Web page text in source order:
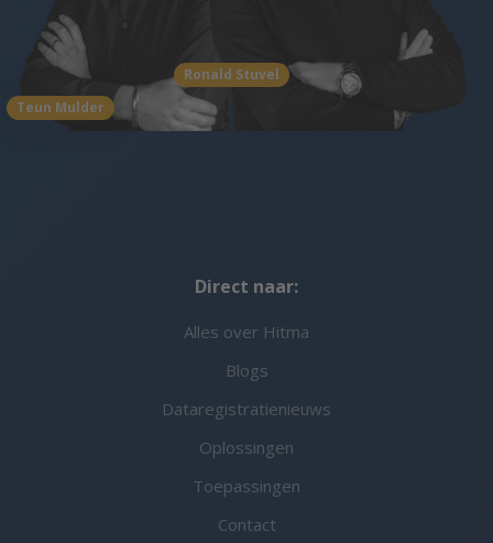
Teun Mulder
Ronald Stuvel
Direct naar:
Alles over Hitma
Blogs
Dataregistratienieuws
Oplossingen
Toepassingen
Contact